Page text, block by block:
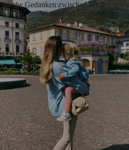
Gedanken zwischen Wickeltisch
Wohlfühlmoment.
Lifestyle